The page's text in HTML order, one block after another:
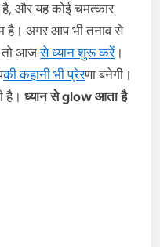
है, और यह कोई चमत्कार
है। अगर आप भी तनाव से
तो आजसे ध्यान शुरू करें।
की कहानी भी प्रेरणा बनेगी।
है।ध्यान से glow आता है